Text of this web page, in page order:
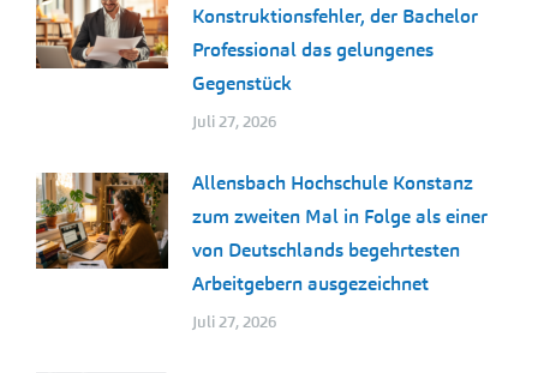
Konstruktionsfehler, der Bachelor
Professional das gelungenes
Gegenstück
Juli 27, 2026
Allensbach Hochschule Konstanz
zum zweiten Mal in Folge als einer
von Deutschlands begehrtesten
Arbeitgebern ausgezeichnet
Juli 27, 2026